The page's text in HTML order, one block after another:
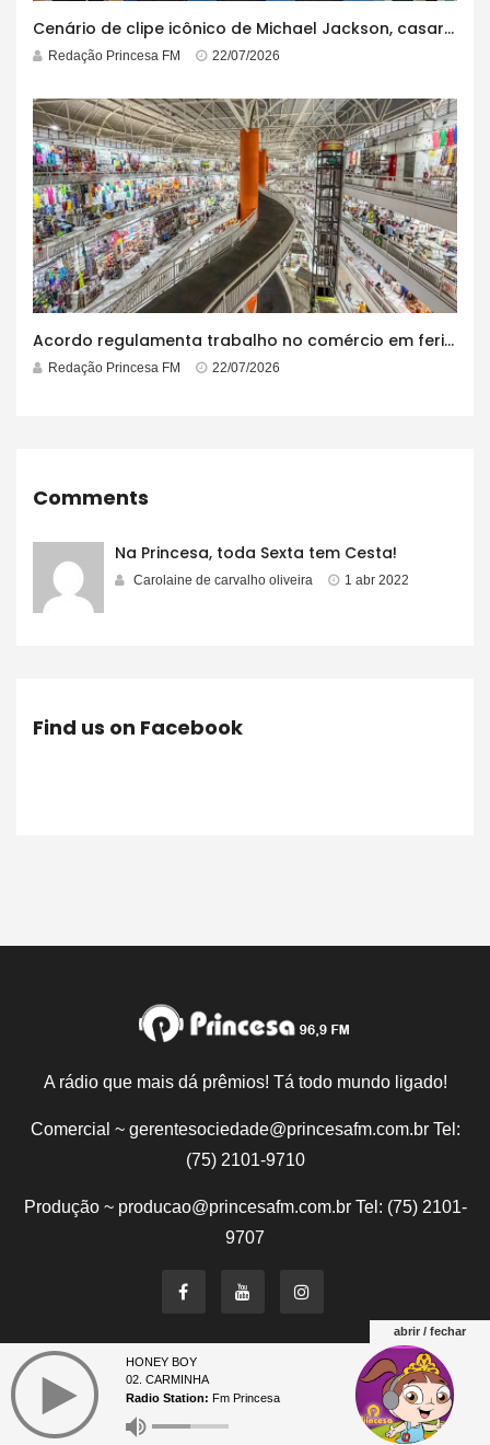
Cenário de clipe icônico de Michael Jackson, casarão azul no centro do Pelourinho enfrenta ordem de desocupação
Redação Princesa FM 22/07/2026
Acordo regulamenta trabalho no comércio em feriados
Redação Princesa FM 22/07/2026
Comments
Na Princesa, toda Sexta tem Cesta!
Carolaine de carvalho oliveira 1 abr 2022
Find us on Facebook
A rádio que mais dá prêmios! Tá todo mundo ligado!
Comercial ~ gerentesociedade@princesafm.com.br Tel:
(75) 2101-9710
Produção ~ producao@princesafm.com.br Tel: (75) 2101-
9707
Um site pertencente a Fundação Santo Antônio © Todos
os direitos reservados.
abrir / fechar
HONEY BOY
02. CARMINHA
Radio Station: Fm Princesa